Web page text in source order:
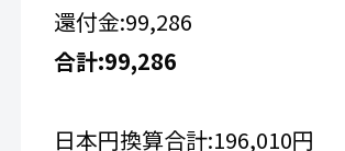
還付金:99,286
合計:99,286
日本円換算合計:196,010円